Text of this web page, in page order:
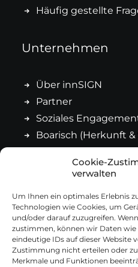
Cookie-
verwalten
Um Ihnen ein optimales Erlebnis
Technologien wie Cookies, um
und/oder darauf zuzugreifen.
zustimmen, können wir Daten wie
eindeutige IDs auf dieser Website
Zustimmung nicht erteilen oder
Merkmale und Funktionen
Häufig gestellte
Unternehmen
Über innSIGN
Partner
Soziales
Boarisch (Herkunft &
Kontakt
Impressum
Datenschutz
Cookie-Richtlinie
Allgemeine